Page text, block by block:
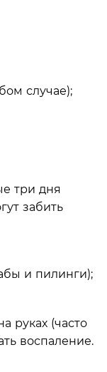
случае);
три дня
забить
и пилинги);
руках (часто
воспаление.